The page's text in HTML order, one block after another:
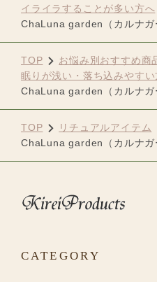
イライラすることが多い方へ
ChaLuna garden（カルナガ
TOP
お悩み別おすすめ商
眠りが浅い・落ち込みやすい
ChaLuna garden（カルナガ
TOP
リチュアルアイテム
ChaLuna garden（カルナガ
CATEGORY